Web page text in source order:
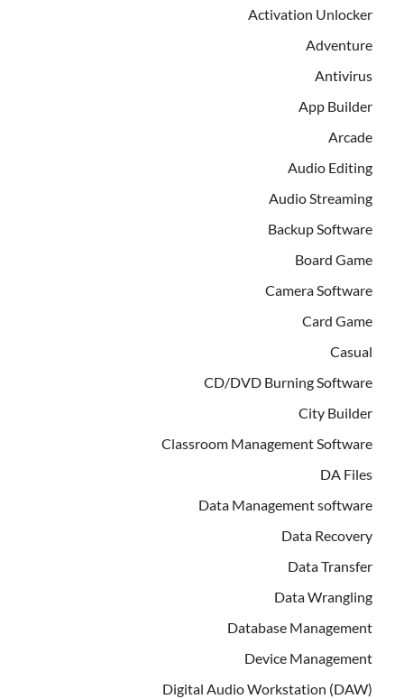
Activation Unlocker
Adventure
Antivirus
App Builder
Arcade
Audio Editing
Audio Streaming
Backup Software
Board Game
Camera Software
Card Game
Casual
CD/DVD Burning Software
City Builder
Classroom Management Software
DA Files
Data Management software
Data Recovery
Data Transfer
Data Wrangling
Database Management
Device Management
Digital Audio Workstation (DAW)